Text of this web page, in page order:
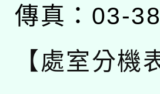
傳真：03-
【處室分機